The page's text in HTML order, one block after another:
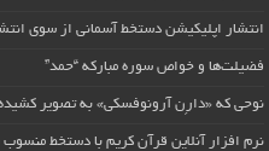
انتشار اپلیکیشن دستخط آسمانی از سوی
فضیلت‌ها و خواص سوره مبارکه “حمد”
نوحی که «دارِن آرونوفسکی» به تصویر
نرم افزار آنلاین قرآن کریم با دستخط